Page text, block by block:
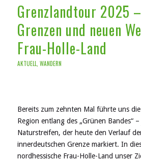
Grenzlandtour 2025
Grenzen und neuen
Frau-Holle-Land
AKTUELL WANDERN
Bereits zum zehnten Mal führte uns
Region entlang des „Grünen Bandes“
Naturstreifen, der heute den Verlauf
innerdeutschen Grenze markiert. In
nordhessische Frau-Holle-Land unser